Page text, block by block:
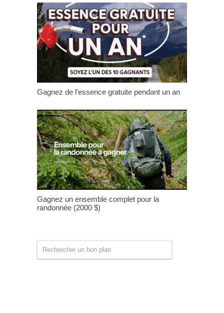
Gagnez de l’essence gratuite pendant un an
Gagnez un ensemble complet pour la
randonnée (2000 $)